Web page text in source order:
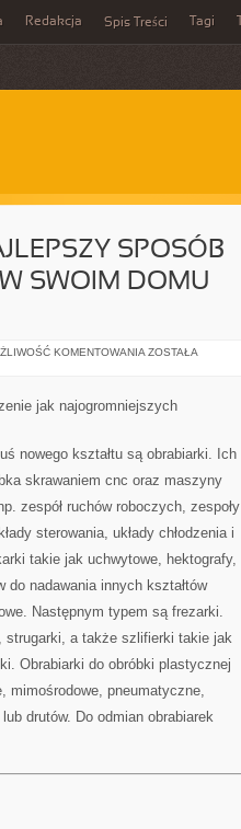
Redakcja Spis Treści Tagi
SPOSÓB
SWOIM DOMU
KOMENTOWANIA PANELE
SPOSÓB
NA
W
SWOIM
INNYMI
BIURZE
ZOSTAŁA
jak najogromniejszych
nowego kształtu są obrabiarki. Ich
skrawaniem cnc oraz maszyny
zespół ruchów roboczych, zespoły
sterowania, układy chłodzenia i
takie jak uchwytowe, hektografy,
do nadawania innych kształtów
Następnym typem są frezarki.
strugarki, a także szlifierki takie jak
Obrabiarki do obróbki plastycznej
mimośrodowe, pneumatyczne,
drutów. Do odmian obrabiarek